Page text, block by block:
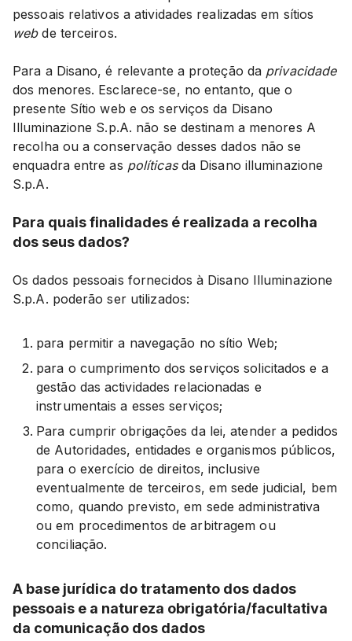
pessoais relativos a atividades realizadas em sítios
webde terceiros.
Para a Disano, é relevante a proteção da privacidade
dos menores. Esclarece-se, no entanto, que o
presente Sítio web e os serviços da Disano
Illuminazione S.p.A. não se destinam a menores A
recolha ou a conservação desses dados não se
enquadra entre as políticasda Disano illuminazione
S.p.A.
Para quais finalidades é realizada a recolha
dos seus dados?
Os dados pessoais fornecidos à Disano Illuminazione
S.p.A. poderão ser utilizados:
para permitir a navegação no sítio Web;
para o cumprimento dos serviços solicitados e a
gestão das actividades relacionadas e
instrumentais a esses serviços;
Para cumprir obrigações da lei, atender a pedidos
de Autoridades, entidades e organismos públicos,
para o exercício de direitos, inclusive
eventualmente de terceiros, em sede judicial, bem
como, quando previsto, em sede administrativa
ou em procedimentos de arbitragem ou
conciliação.
A base jurídica do tratamento dos dados
pessoais e a natureza obrigatória/facultativa
da comunicação dos dados